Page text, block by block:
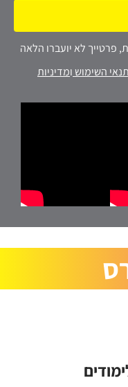
לא יועברו הלאה
תנאי השימוש ומדיניות